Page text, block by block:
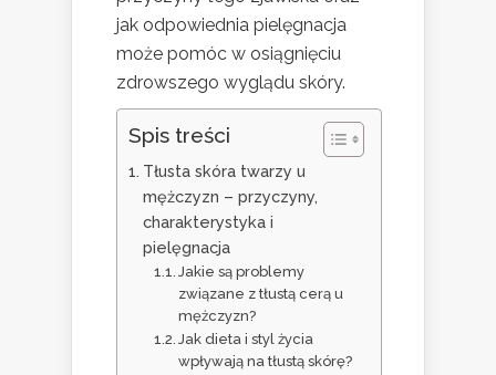
jak odpowiednia pielęgnacja
może pomóc w osiągnięciu
zdrowszego wyglądu skóry.
Spis treści
Tłusta skóra twarzy u
mężczyzn – przyczyny,
charakterystyka i
pielęgnacja
Jakie są problemy
związane z tłustą cerą u
mężczyzn?
Jak dieta i styl życia
wpływają na tłustą skórę?